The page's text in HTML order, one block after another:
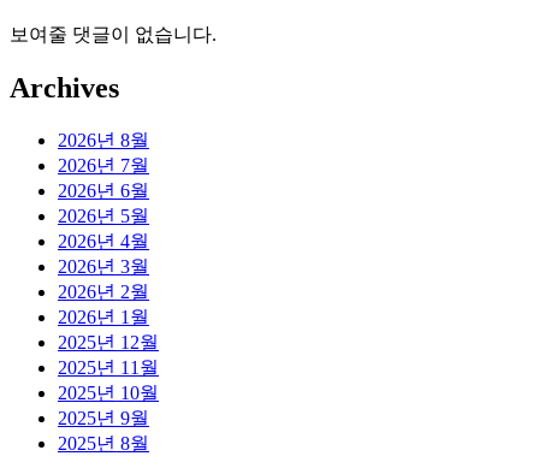
보여줄 댓글이 없습니다.
Archives
2026년 8월
2026년 7월
2026년 6월
2026년 5월
2026년 4월
2026년 3월
2026년 2월
2026년 1월
2025년 12월
2025년 11월
2025년 10월
2025년 9월
2025년 8월